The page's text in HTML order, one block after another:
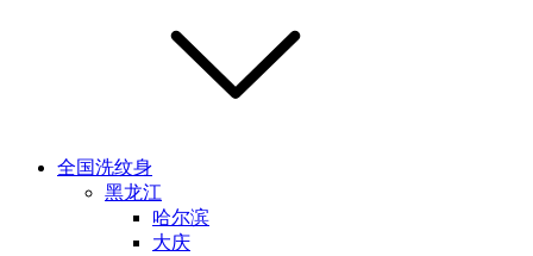
全国洗纹身
黑龙江
哈尔滨
大庆